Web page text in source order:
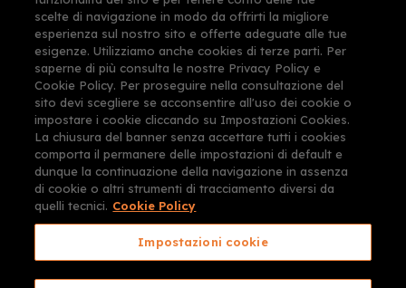
l'esercizio dell'attività di agenzia di viaggi e
turismo rilasciata dalla Provincia di Firenze il 12-
feb-1999
This site is protected by reCAPTCHA and the
GooglePrivacy PolicyandTerms of Service
apply.
scelte di navigazione in modo da offrirti la migliore
esperienza sul nostro sito e offerte adeguate alle tue
esigenze. Utilizziamo anche cookies di terze parti. Per
saperne di più consulta le nostre Privacy Policy e
Cookie Policy. Per proseguire nella consultazione del
sito devi scegliere se acconsentire all'uso dei cookie o
impostare i cookie cliccando su Impostazioni Cookies.
La chiusura del banner senza accettare tutti i cookies
comporta il permanere delle impostazioni di default e
dunque la continuazione della navigazione in assenza
di cookie o altri strumenti di tracciamento diversi da
quelli tecnici. Cookie Policy
Impostazioni cookie